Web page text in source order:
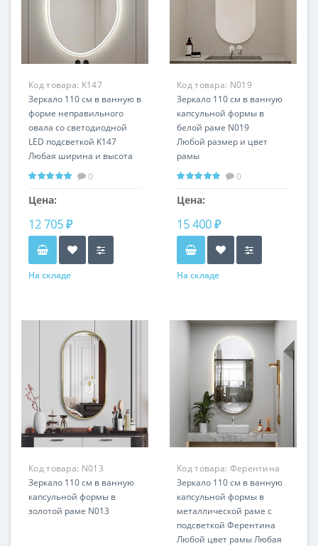
Код товара: K147
Зеркало 110 см в ванную в
форме неправильного
овала со светодиодной
LED подсветкой K147
Любая ширина и высота
Горизонтальная и
вертикальная установка
0
Цена:
12 705 ₽
На складе
Код товара: N019
Зеркало 110 см в ванную
капсульной формы в
белой раме N019
Любой размер и цвет
рамы
0
Цена:
15 400 ₽
На складе
Код товара: N013
Зеркало 110 см в ванную
капсульной формы в
золотой раме N013
Код товара: Ферентина
RS2020
Зеркало 110 см в ванную
капсульной формы в
металлической раме с
подсветкой Ферентина
Любой цвет рамы Любая